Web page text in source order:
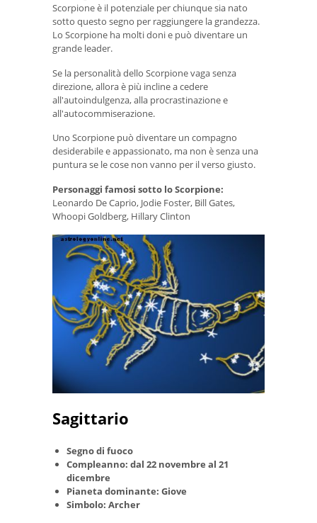
Scorpione è il potenziale per chiunque sia nato
sotto questo segno per raggiungere la grandezza.
Lo Scorpione ha molti doni e può diventare un
grande leader.
Se la personalità dello Scorpione vaga senza
direzione, allora è più incline a cedere
all'autoindulgenza, alla procrastinazione e
all'autocommiserazione.
Uno Scorpione può diventare un compagno
desiderabile e appassionato, ma non è senza una
puntura se le cose non vanno per il verso giusto.
Personaggi famosi sotto lo Scorpione:
Leonardo De Caprio, Jodie Foster, Bill Gates,
Whoopi Goldberg, Hillary Clinton
Sagittario
Segno di fuoco
Compleanno: dal 22 novembre al 21
dicembre
Pianeta dominante: Giove
Simbolo: Archer